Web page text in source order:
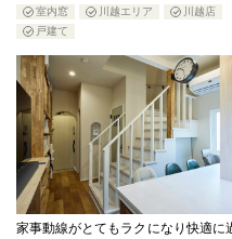
室内窓
川越エリア
川越店
戸建て
家事動線がとてもラクになり快適に